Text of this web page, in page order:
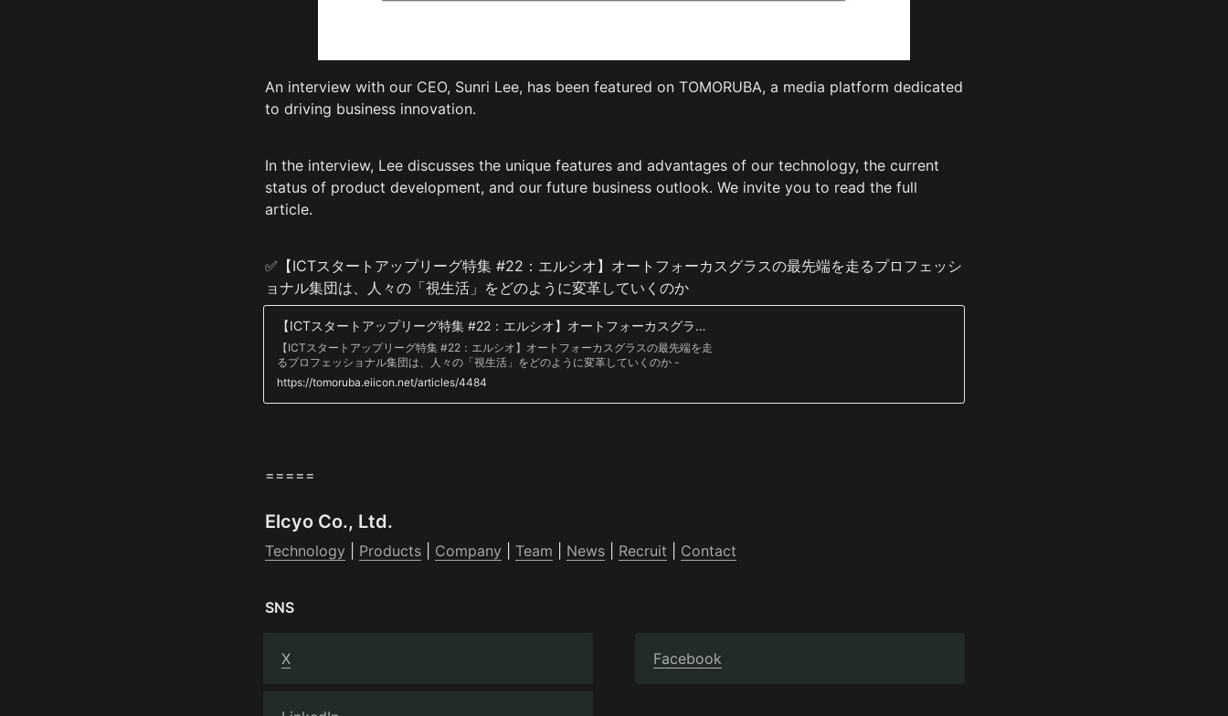
An interview with our CEO, Sunri Lee, has been featured on TOMORUBA, a media platform dedicated
to driving business innovation.
In the interview, Lee discusses the unique features and advantages of our technology, the current
status of product development, and our future business outlook. We invite you to read the full
article.
✅【ICTスタートアップリーグ特集 #22：エルシオ】オートフォーカスグラスの最先端を走るプロフェッシ
ョナル集団は、人々の「視生活」をどのように変革していくのか
【ICTスタートアップリーグ特集 #22：エルシオ】オートフォーカスグラスの最先端を走るプロフェッショナル集団は、人々の「視生活」をどのように変革していくのか - TOMORUBA (トモルバ) - 事業を活性化するメディア
【ICTスタートアップリーグ特集 #22：エルシオ】オートフォーカスグラスの最先端を走
るプロフェッショナル集団は、人々の「視生活」をどのように変革していくのか -
TOMORUBA (トモルバ) は、事業を創るビジネスパーソンのための「事業を活性化するメ
ディア」。全国各地あらゆる業界のスタートアップ・中小企業・大手企業から地方自治
体・大学まで、資金調達・資金提供・共同研究などの様々な情報や事業を創るためのノウ
https://tomoruba.eiicon.net/articles/4484
=====
Elcyo Co., Ltd.
Technology Products Company Team News Recruit Contact
SNS
X Facebook